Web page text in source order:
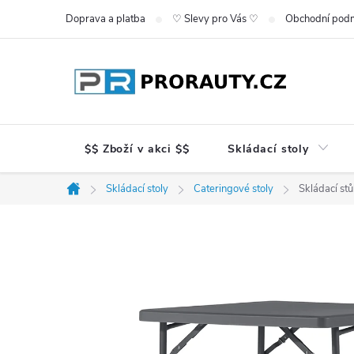
Doprava a platba ♡ Slevy pro Vás ♡ Obchodní
$$ Zboží v akci $$ Skládací stoly
Domů
Skládací stoly Cateringové stoly Skládací